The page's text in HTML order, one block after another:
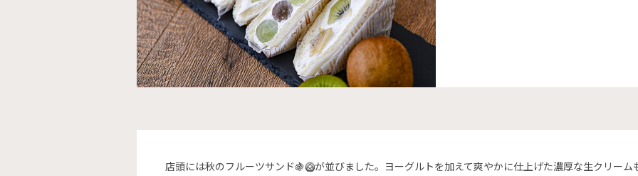
店頭には秋のフルーツサンド🍇🥝が並びました。ヨーグルトを加えて爽やかに仕上げた濃厚な生クリーム